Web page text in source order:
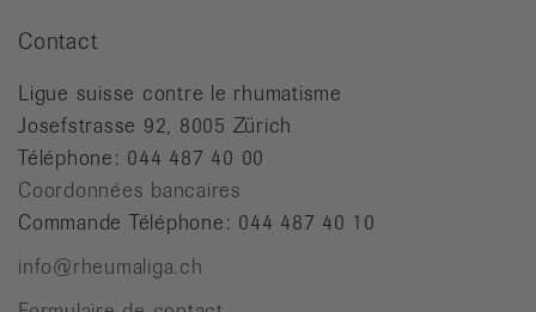
Contact
Ligue suisse contre le rhumatisme
Josefstrasse 92, 8005 Zürich
Téléphone: 044 487 40 00
Coordonnées bancaires
Commande Téléphone: 044 487 40 10
info@rheumaliga.ch